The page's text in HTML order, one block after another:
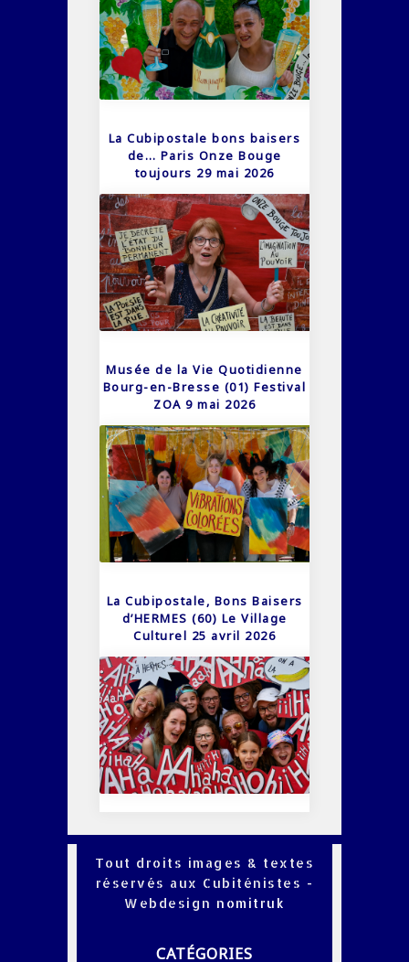
La Cubipostale bons baisers
de… Paris Onze Bouge
toujours 29 mai 2026
Musée de la Vie Quotidienne
Bourg-en-Bresse (01) Festival
ZOA 9 mai 2026
La Cubipostale, Bons Baisers
d’HERMES (60) Le Village
Culturel 25 avril 2026
Tout droits images & textes
réservés aux Cubiténistes -
Webdesign nomitruk
CATÉGORIES